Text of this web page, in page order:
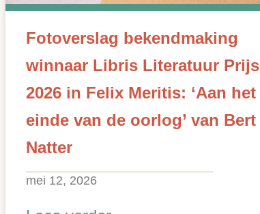
Fotoverslag bekendmaking
winnaar Libris Literatuur Prijs
2026 in Felix Meritis: ‘Aan het
einde van de oorlog’ van Bert
Natter
mei 12, 2026